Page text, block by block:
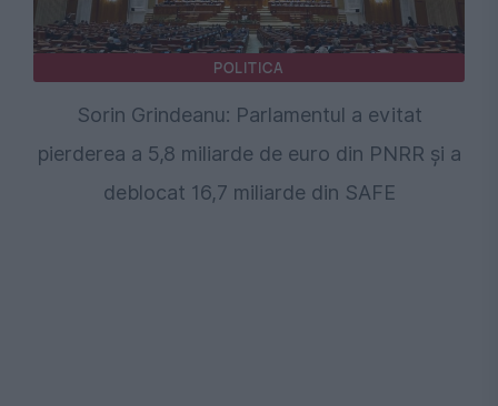
POLITICA
Sorin Grindeanu: Parlamentul a evitat
pierderea a 5,8 miliarde de euro din PNRR și a
deblocat 16,7 miliarde din SAFE